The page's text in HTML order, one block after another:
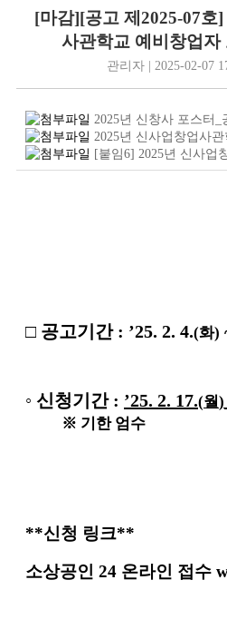
[마감][공고 제2025-07호
사관학교 예비창업자
관리자 | 2025-02-07
2025년 신창사 포스터_
2025년 신사업창업사관학교 예
[붙임6] 2025년 신사업창업사관학교 예
□ 공고기간 : ’25. 2. 4.(화)
◦ 신청기간 : ’25. 2. 17.(월)
※ 기한 엄수
**신청 링크**
소상공인 24 온라인 접수